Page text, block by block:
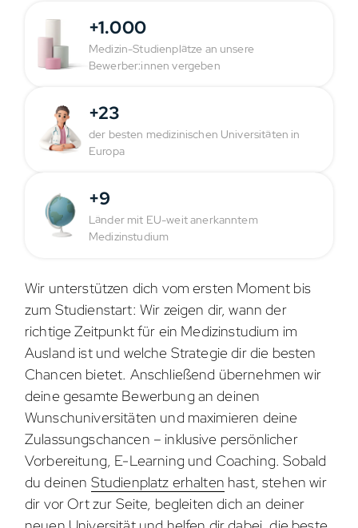
+1.000
Medizin-Studienplätze an unsere
Bewerber:innen vergeben
+23
der besten medizinischen Universitäten in
Europa
+9
Länder mit EU-weit anerkanntem
Medizinstudium
Wir unterstützen dich vom ersten Moment bis
zum Studienstart: Wir zeigen dir, wann der
richtige Zeitpunkt für ein Medizinstudium im
Ausland ist und welche Strategie dir die besten
Chancen bietet. Anschließend übernehmen wir
deine gesamte Bewerbung an deinen
Wunschuniversitäten und maximieren deine
Zulassungschancen – inklusive persönlicher
Vorbereitung, E-Learning und Coaching. Sobald
du deinen Studienplatz erhalten hast, stehen wir
dir vor Ort zur Seite, begleiten dich an deiner